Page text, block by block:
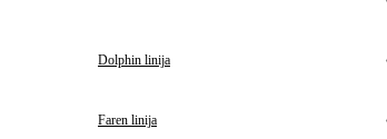
Dolphin linija
Faren linija